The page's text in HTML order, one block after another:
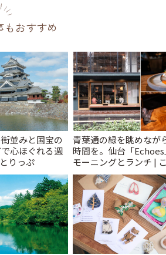
もおすすめ
並みと国宝の
心ほぐれる週
りっぷ
青葉通の緑を眺めなが
時間を。仙台「
モーニングとランチ |